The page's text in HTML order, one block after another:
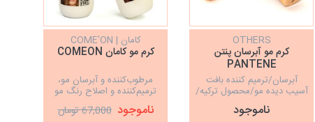
OTHERS
کرم مو آبرسان پنتن
PANTENE
آبرسان/ترمیم کننده بافت
آسیب دیده مو/محصول ترکیه/
حجم دهنده مو
ناموجود
کامان | COME'ON
کرم مو کامان COMEON
مرطوب‌کننده و آبرسان مو،
ترمیم‌کننده و اصلاح رنگ مو
ناموجود 67,000 تومان